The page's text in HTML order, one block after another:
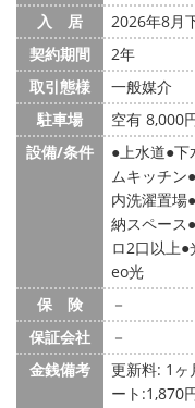
入 居
2026年8月
契約期間
2年
取引態様
一般媒介
駐車場
空有 8,000
設備/条件
上水道 下
ムキッチン
内洗濯置場
納スペース
ロ2口以上
eo光
保 険
－
保証会社
－
金銭備考
更新料: 1ヶ
ート:1,870